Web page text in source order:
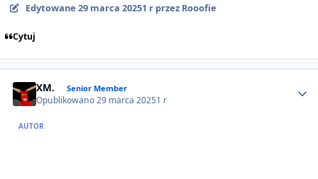
Edytowane 29 marca 20251 r przez Rooofie
Cytuj
XM. Senior Member
Opublikowano29 marca 20251 r
AUTOR